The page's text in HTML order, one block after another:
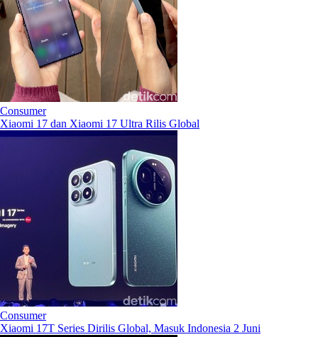
Consumer
Xiaomi 17 dan Xiaomi 17 Ultra Rilis Global
Consumer
Xiaomi 17T Series Dirilis Global, Masuk Indonesia 2 Juni